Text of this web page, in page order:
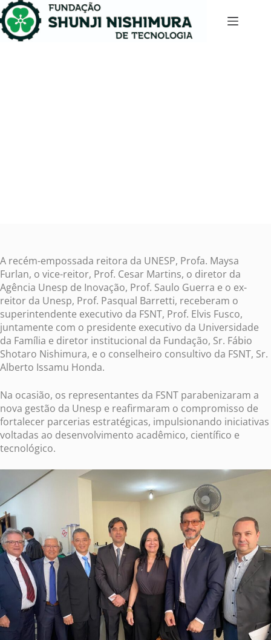
A recém-empossada reitora da UNESP, Profa. Maysa
Furlan, o vice-reitor, Prof. Cesar Martins, o diretor da
Agência Unesp de Inovação, Prof. Saulo Guerra e o ex-
reitor da Unesp, Prof. Pasqual Barretti, receberam o
superintendente executivo da FSNT, Prof. Elvis Fusco,
juntamente com o presidente executivo da Universidade
da Família e diretor institucional da Fundação, Sr. Fábio
Shotaro Nishimura, e o conselheiro consultivo da FSNT, Sr.
Alberto Issamu Honda.
Na ocasião, os representantes da FSNT parabenizaram a
nova gestão da Unesp e reafirmaram o compromisso de
fortalecer parcerias estratégicas, impulsionando iniciativas
voltadas ao desenvolvimento acadêmico, científico e
tecnológico.